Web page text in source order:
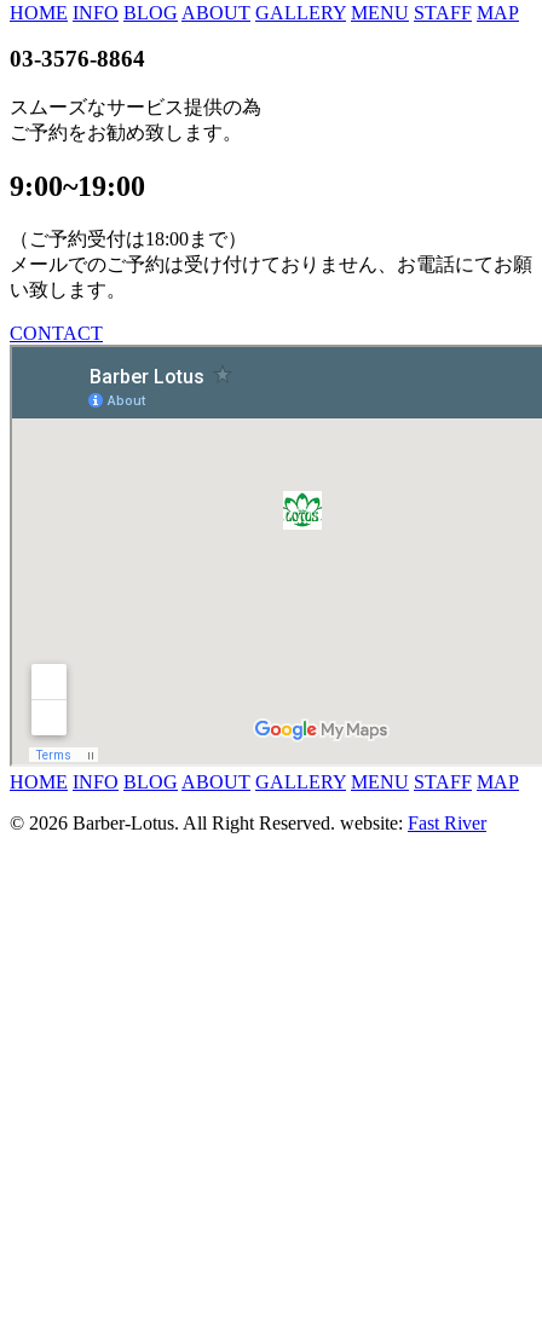
HOME INFO BLOG ABOUT GALLERY MENU STAFF MAP
03-3576-8864
スムーズなサービス提供の為
ご予約をお勧め致します。
9:00~19:00
（ご予約受付は18:00まで）
メールでのご予約は受け付けておりません、お電話にてお願
い致します。
CONTACT
HOME INFO BLOG ABOUT GALLERY MENU STAFF MAP
© 2026 Barber-Lotus. All Right Reserved. website: Fast River